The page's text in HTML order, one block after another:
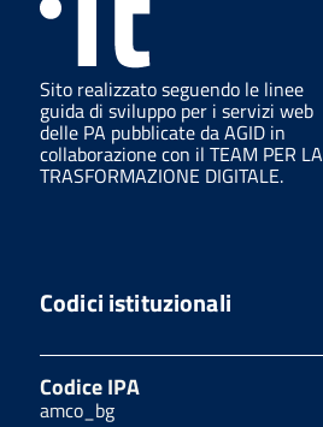
Sito realizzato seguendo le linee
guida di sviluppo per i servizi web
delle PA pubblicate da AGID in
collaborazione con il TEAM PER LA
TRASFORMAZIONE DIGITALE.
Codici istituzionali
Codice IPA
amco_bg